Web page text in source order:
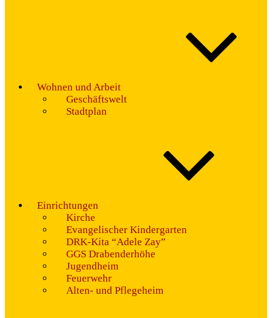
Wohnen und Arbeit
Geschäftswelt
Stadtplan
Einrichtungen
Kirche
Evangelischer Kindergarten
DRK-Kita “Adele Zay”
GGS Drabenderhöhe
Jugendheim
Feuerwehr
Alten- und Pflegeheim